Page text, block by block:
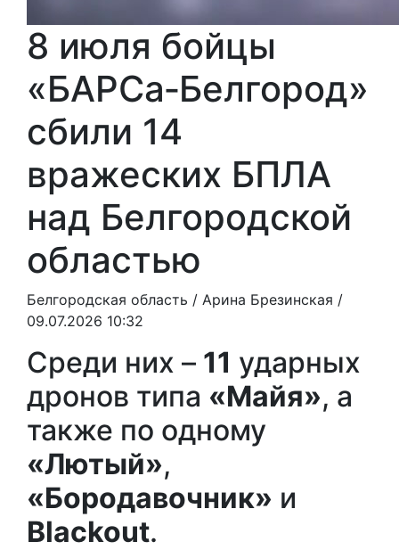
8 июля бойцы
«БАРСа‑Белгород»
сбили 14
вражеских БПЛА
над Белгородской
областью
Белгородская область / Арина Брезинская /
09.07.2026 10:32
Среди них – 11 ударных
дронов типа «Майя», а
также по одному
«Лютый»,
«Бородавочник» и
Blackout.